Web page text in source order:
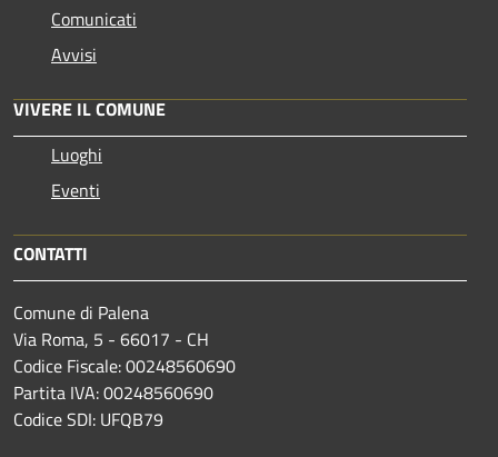
Comunicati
Avvisi
VIVERE IL COMUNE
Luoghi
Eventi
CONTATTI
Comune di Palena
Via Roma, 5 - 66017 - CH
Codice Fiscale: 00248560690
Partita IVA: 00248560690
Codice SDI: UFQB79